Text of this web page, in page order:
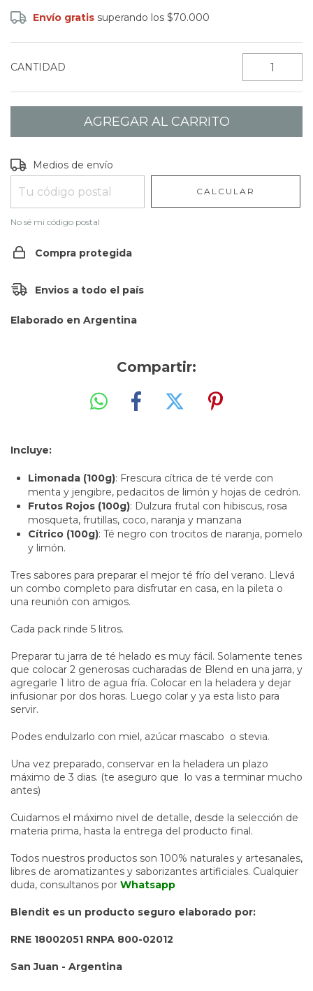
Envío gratis superando los$70.000
CANTIDAD
Entregas para el CP:
Medios de envío
CALCULAR
No sé mi código postal
Compra protegida
Envios a todo el país
Elaborado en Argentina
Compartir:
Incluye:
Limonada (100g): Frescura cítrica de té verde con
menta y jengibre, pedacitos de limón y hojas de cedrón.
Frutos Rojos (100g): Dulzura frutal con hibiscus, rosa
mosqueta, frutillas, coco, naranja y manzana
Cítrico (100g): Té negro con trocitos de naranja, pomelo
y limón.
Tres sabores para preparar el mejor té frío del verano. Llevá
un combo completo para disfrutar en casa, en la pileta o
una reunión con amigos.
Cada pack rinde 5 litros.
Preparar tu jarra de té helado es muy fácil. Solamente tenes
que colocar 2 generosas cucharadas de Blend en una jarra, y
agregarle 1 litro de agua fría. Colocar en la heladera y dejar
infusionar por dos horas. Luego colar y ya esta listo para
servir.
Podes endulzarlo con miel, azúcar mascabo o stevia.
Una vez preparado, conservar en la heladera un plazo
máximo de 3 dias. (te aseguro que lo vas a terminar mucho
antes)
Cuidamos el máximo nivel de detalle, desde la selección de
materia prima, hasta la entrega del producto final.
Todos nuestros productos son 100% naturales y artesanales,
libres de aromatizantes y saborizantes artificiales. Cualquier
duda, consultanos por Whatsapp
Blendit es un producto seguro elaborado por:
RNE 18002051 RNPA 800-02012
San Juan - Argentina